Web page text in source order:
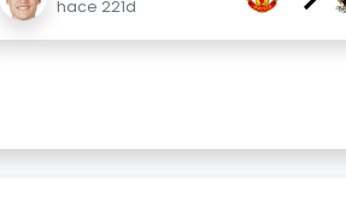
hace 221d